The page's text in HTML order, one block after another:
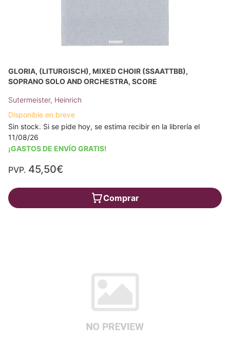
GLORIA, (LITURGISCH), MIXED CHOIR (SSAATTBB),
SOPRANO SOLO AND ORCHESTRA, SCORE
Sutermeister, Heinrich
Disponible en breve
Sin stock. Si se pide hoy, se estima recibir en la librería el
11/08/26
¡GASTOS DE ENVÍO GRATIS!
PVP. 45,50€
Comprar